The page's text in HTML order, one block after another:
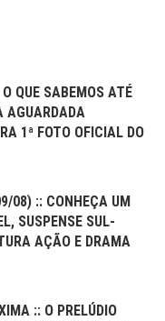
QUE SABEMOS ATÉ
AGUARDADA
1ª FOTO OFICIAL DO
08) :: CONHEÇA UM
SUSPENSE SUL-
AÇÃO E DRAMA
:: O PRELÚDIO